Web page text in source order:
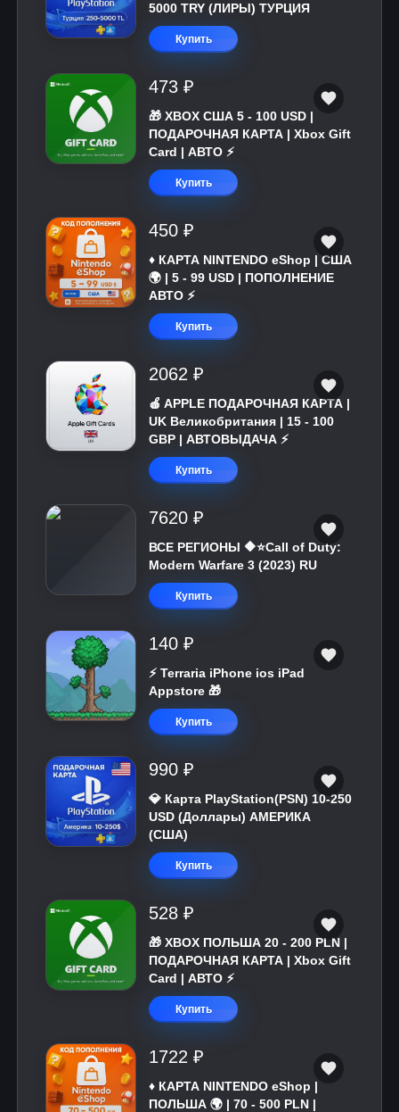
5000 TRY (ЛИРЫ) ТУРЦИЯ
Купить
473 ₽
🎁 XBOX США 5 - 100 USD |
ПОДАРОЧНАЯ КАРТА | Xbox Gift
Card | АВТО ⚡
Купить
450 ₽
♦️ КАРТА NINTENDO eShop | США
🌍 | 5 - 99 USD | ПОПОЛНЕНИЕ
АВТО ⚡
Купить
2062 ₽
🍎 APPLE ПОДАРОЧНАЯ КАРТА |
UK Великобритания | 15 - 100
GBP | АВТОВЫДАЧА ⚡️
Купить
7620 ₽
ВСЕ РЕГИОНЫ 🔶⭐Call of Duty:
Modern Warfare 3 (2023) RU
Купить
140 ₽
⚡️ Terraria iPhone ios iPad
Appstore 🎁
Купить
990 ₽
💎 Карта PlayStation(PSN) 10-250
USD (Доллары) АМЕРИКА
(США)
Купить
528 ₽
🎁 XBOX ПОЛЬША 20 - 200 PLN |
ПОДАРОЧНАЯ КАРТА | Xbox Gift
Card | АВТО ⚡
Купить
1722 ₽
♦️ КАРТА NINTENDO eShop |
ПОЛЬША 🌍 | 70 - 500 PLN |